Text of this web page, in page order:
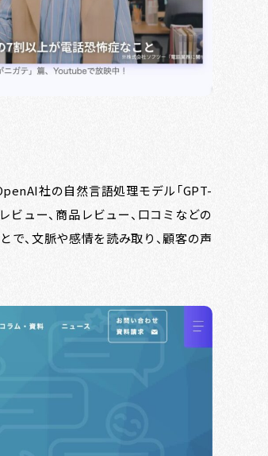
社の自然言語処理モデル「GPT-
ビュー、商品レビュー、口コミなどの
、文脈や感情を読み取り、顧客の声